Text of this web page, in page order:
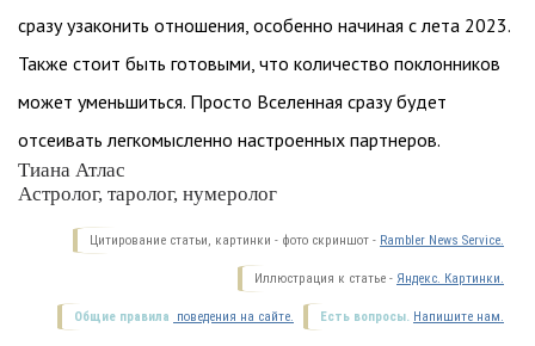
сразу узаконить отношения, особенно начиная с лета 2023.
Также стоит быть готовыми, что количество поклонников
может уменьшиться. Просто Вселенная сразу будет
отсеивать легкомысленно настроенных партнеров.
Тиана Атлас
Астролог, таролог, нумеролог
Цитирование статьи, картинки - фото скриншот - Rambler News Service.
Иллюстрация к статье - Яндекс. Картинки.
Есть вопросы. Напишите нам.
Общие правила поведения на сайте.